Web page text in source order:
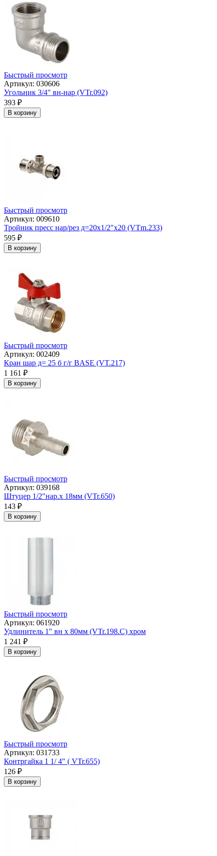
Быстрый просмотр
Артикул: 030606
Угольник 3/4" вн-нар (VTr.092)
393 ₽
В корзину
Быстрый просмотр
Артикул: 009610
Тройник пресс нар/рез д=20х1/2"х20 (VTm.233)
595 ₽
В корзину
Быстрый просмотр
Артикул: 002409
Кран шар д= 25 б г/г BASE (VT.217)
1 161 ₽
В корзину
Быстрый просмотр
Артикул: 039168
Штуцер 1/2"нар.х 18мм (VTr.650)
143 ₽
В корзину
Быстрый просмотр
Артикул: 061920
Удлинитель 1" вн х 80мм (VTr.198.C) хром
1 241 ₽
В корзину
Быстрый просмотр
Артикул: 031733
Контргайка 1 1/ 4" ( VTr.655)
126 ₽
В корзину